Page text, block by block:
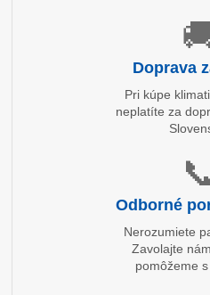
Doprava
Pri kúpe
neplatíte za
Odborné
Nerozumiete
Zavolajte
pomôžeme